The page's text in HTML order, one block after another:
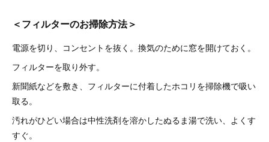
＜フィルターのお掃除方法＞
電源を切り、コンセントを抜く。換気のために窓を開けておく。
フィルターを取り外す。
新聞紙などを敷き、フィルターに付着したホコリを掃除機で吸い
取る。
汚れがひどい場合は中性洗剤を溶かしたぬるま湯で洗い、よくす
すぐ。